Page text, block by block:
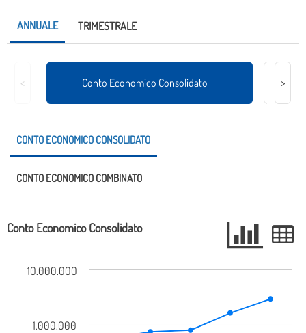
ANNUALE TRIMESTRALE
< Conto Economico Consolidato >
CONTO ECONOMICO CONSOLIDATO
CONTO ECONOMICO COMBINATO
Conto Economico Consolidato
1.000.000
10.000.000